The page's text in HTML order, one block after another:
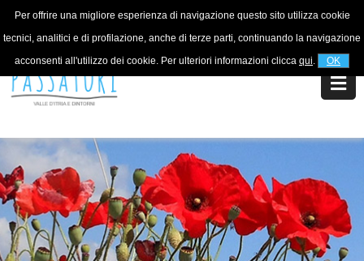
Per offrire una migliore esperienza di navigazione questo sito utilizza cookie
tecnici, analitici e di profilazione, anche di terze parti, continuando la navigazione
acconsenti all'utilizzo dei cookie. Per ulteriori informazioni clicca qui. OK
For information+39 320 5753268